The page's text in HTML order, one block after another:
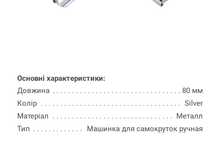
Основні характеристики:
Довжина
80 мм
Колір
Silver
Матеріал
Металл
Тип
Машинка для самокруток ручная